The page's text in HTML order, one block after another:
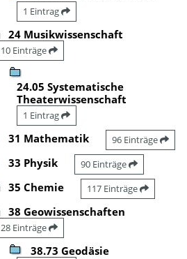
1 Eintrag
24 Musikwissenschaft
10 Einträge
24.05 Systematische
Theaterwissenschaft
1 Eintrag
31 Mathematik 96 Einträge
33 Physik 90 Einträge
35 Chemie 117 Einträge
38 Geowissenschaften
28 Einträge
38.73 Geodäsie